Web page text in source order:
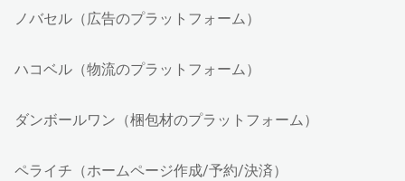
ノバセル（広告のプラットフォーム）
ハコベル（物流のプラットフォーム）
ダンボールワン（梱包材のプラットフォーム）
ペライチ（ホームページ作成/予約/決済）